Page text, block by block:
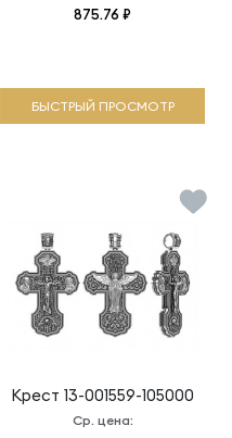
875.76 ₽
БЫСТРЫЙ ПРОСМОТР
Крест 13-001559-105000
Ср. цена: